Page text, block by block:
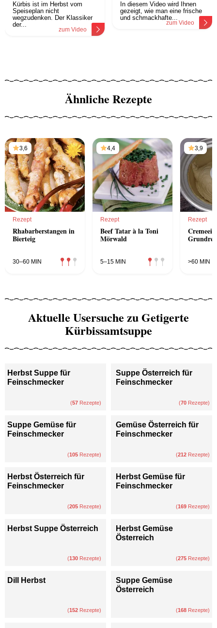
Kürbis ist im Herbst vom
Speiseplan nicht
wegzudenken. Der Klassiker
der...
zum Video
In diesem Video wird Ihnen
gezeigt, wie man eine frische
und schmackhafte...
zum Video
Ähnliche Rezepte
3,6
Rezept
Rhabarberstangen in
Bierteig
30–60 MIN
4,4
Rezept
Beef Tatar à la Toni
Mörwald
5–15 MIN
3,9
Rezept
Cremeeis
>60 MIN
Aktuelle Usersuche zu Getigerte
Kürbissamtsuppe
Herbst Suppe für
Feinschmecker
(57 Rezepte)
Suppe Österreich für
Feinschmecker
(70 Rezepte)
Suppe Gemüse für
Feinschmecker
(105 Rezepte)
Gemüse Österreich für
Feinschmecker
(212 Rezepte)
Herbst Österreich für
Feinschmecker
(205 Rezepte)
Herbst Gemüse für
Feinschmecker
(169 Rezepte)
Herbst Suppe Österreich
(130 Rezepte)
Herbst Gemüse
Österreich
(275 Rezepte)
Dill Herbst
(152 Rezepte)
Suppe Gemüse
Österreich
(168 Rezepte)